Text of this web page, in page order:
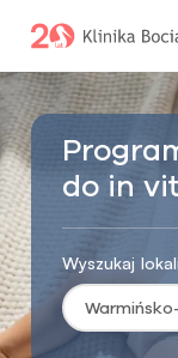
do in
Wyszukaj